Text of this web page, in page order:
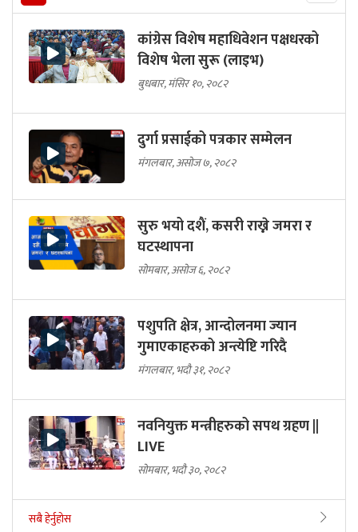
कांग्रेस विशेष महाधिवेशन पक्षधरको
विशेष भेला सुरू (लाइभ)
बुधबार, मंसिर १०, २०८२
दुर्गा प्रसाईको पत्रकार सम्मेलन
मंगलबार, असोज ७, २०८२
सुरु भयो दशैं, कसरी राख्ने जमरा र
घटस्थापना
सोमबार, असोज ६, २०८२
पशुपति क्षेत्र, आन्दोलनमा ज्यान
गुमाएकाहरुको अन्त्येष्टि गरिदै
मंगलबार, भदौ ३१, २०८२
नवनियुक्त मन्त्रीहरुको सपथ ग्रहण ||
LIVE
सोमबार, भदौ ३०, २०८२
सबै हेर्नुहोस